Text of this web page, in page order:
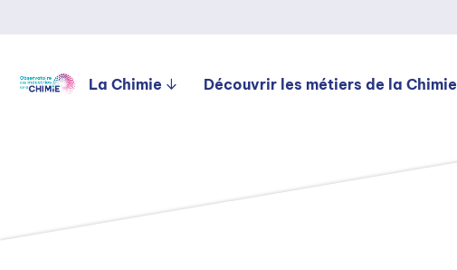
La Chimie Découvrir les métiers de la Chimie